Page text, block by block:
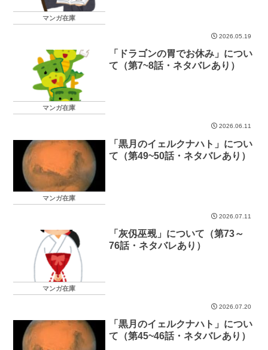
マンガ在庫
2026.05.19
マンガ在庫
「ドラゴンの胃でお休み」につい
て（第7~8話・ネタバレあり）
2026.06.11
マンガ在庫
「黒月のイェルクナハト」につい
て（第49~50話・ネタバレあり）
2026.07.11
マンガ在庫
「灰仭巫覡」について（第73～
76話・ネタバレあり）
2026.07.20
「黒月のイェルクナハト」につい
て（第45~46話・ネタバレあり）